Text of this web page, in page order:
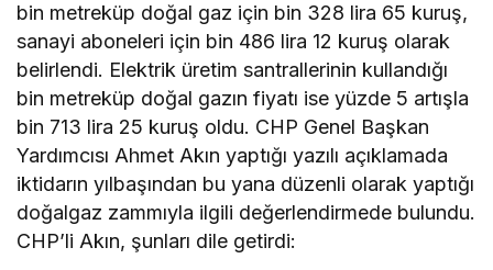
bin metreküp doğal gaz için bin 328 lira 65 kuruş,
sanayi aboneleri için bin 486 lira 12 kuruş olarak
belirlendi. Elektrik üretim santrallerinin kullandığı
bin metreküp doğal gazın fiyatı ise yüzde 5 artışla
bin 713 lira 25 kuruş oldu. CHP Genel Başkan
Yardımcısı Ahmet Akın yaptığı yazılı açıklamada
iktidarın yılbaşından bu yana düzenli olarak yaptığı
doğalgaz zammıyla ilgili değerlendirmede bulundu.
CHP’li Akın, şunları dile getirdi: